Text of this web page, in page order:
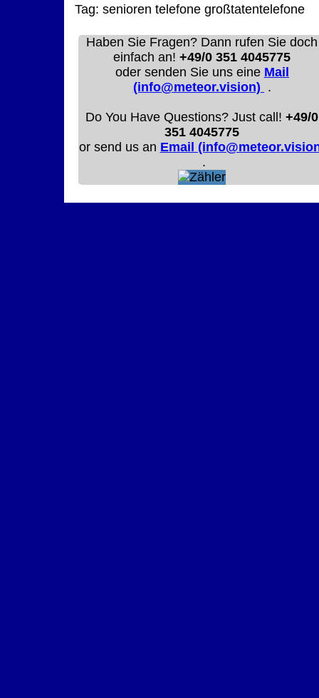
Tag: senioren telefonegroßtatentelefone
Haben Sie Fragen? Dann rufen Sie doch
einfach an!+49/0 351 4045775
oder senden Sie uns eine Mail
(info@meteor.vision) .
Do You Have Questions? Just call!+49/0
351 4045775
or send us an Email
.